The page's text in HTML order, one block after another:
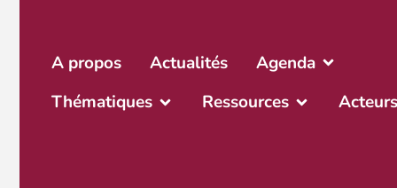
A propos Actualités
Agenda
Thématiques
Ressources Acteurs